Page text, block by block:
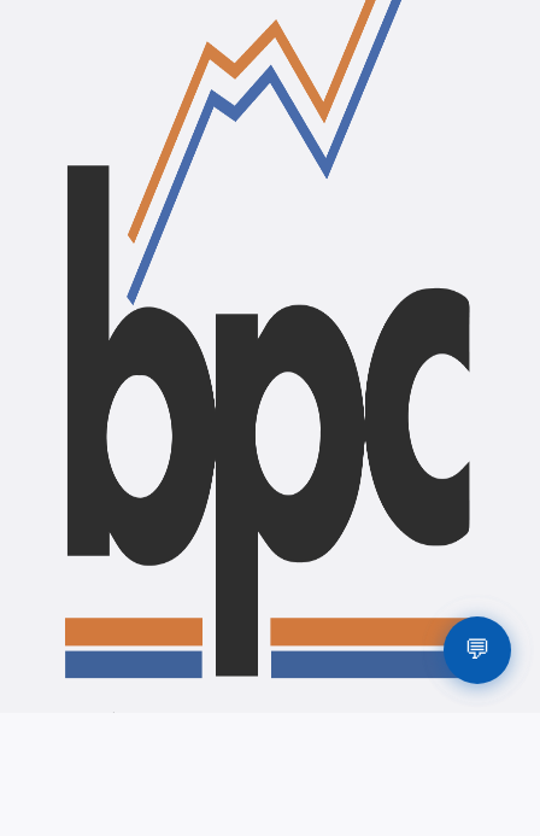
💬
BPC Assistant
Business Promotion Center, Pokhara
Namaste. Welcome back to BPC Assistant.
What can I help you with?
Latest Trainings
Latest Vacancy